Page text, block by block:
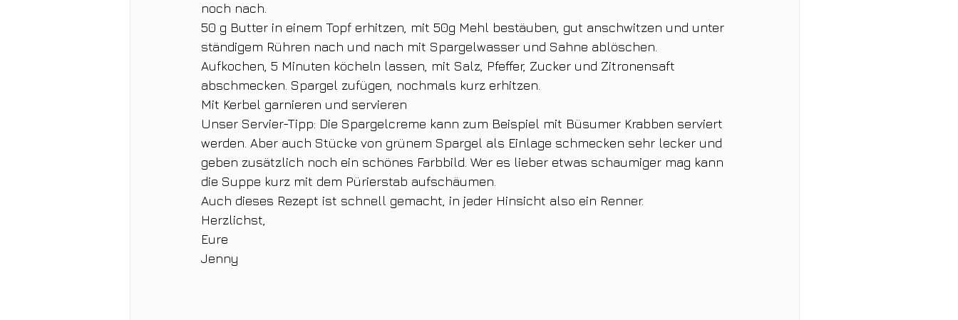
noch nach.
50 g Butter in einem Topf erhitzen, mit 50g Mehl bestäuben, gut anschwitzen und unter
ständigem Rühren nach und nach mit Spargelwasser und Sahne ablöschen.
Aufkochen, 5 Minuten köcheln lassen, mit Salz, Pfeffer, Zucker und Zitronensaft
abschmecken. Spargel zufügen, nochmals kurz erhitzen.
Mit Kerbel garnieren und servieren
Unser Servier-Tipp: Die Spargelcreme kann zum Beispiel mit Büsumer Krabben serviert
werden. Aber auch Stücke von grünem Spargel als Einlage schmecken sehr lecker und
geben zusätzlich noch ein schönes Farbbild. Wer es lieber etwas schaumiger mag kann
die Suppe kurz mit dem Pürierstab aufschäumen.
Auch dieses Rezept ist schnell gemacht, in jeder Hinsicht also ein Renner.
Herzlichst,
Eure
Jenny